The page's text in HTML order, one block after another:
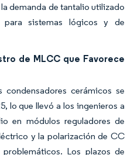
demanda de tantalio utilizado
para sistemas lógicos y de
de MLCC que Favorece
cerámicos se
lo que llevó a los ingenieros a
en módulos reguladores de
y la polarización de CC
Los plazos de